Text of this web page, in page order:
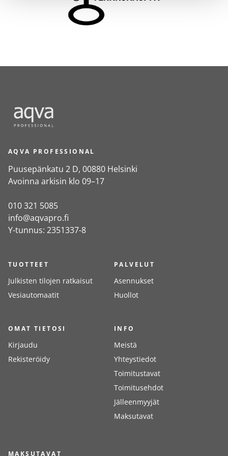
AQVA PROFESSIONAL
Puusepänkatu 2 D, 00880 Helsinki
Avoinna arkisin klo 09–17
010 321 5085
info@aqvapro.fi
Y-tunnus: 2351337-8
TUOTTEET
Julkisten tilojen ratkaisut
Vesiautomaatit
PALVELUT
Asennukset
Huollot
OMAT TIETOSI
Kirjaudu
Rekisteröidy
INFO
Meistä
Yhteystiedot
Toimitustavat
Toimitusehdot
Jälleenmyyjät
Maksutavat
MAKSUTAVAT